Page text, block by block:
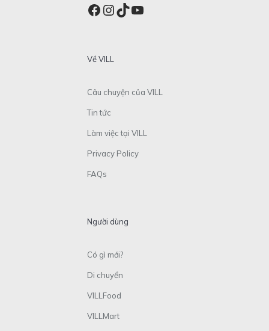
Facebook
Instagram
TikTok
YouTube
Về VILL
Câu chuyện của VILL
Tin tức
Làm việc tại VILL
Privacy Policy
FAQs
Người dùng
Có gì mới?
Di chuyển
VILLFood
VILLMart